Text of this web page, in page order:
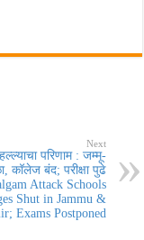
Next
परिणाम : जम्मू-
कॉलेज बंद; परीक्षा पुढे
Attack Schools
Shut in Jammu &
Exams Postponed